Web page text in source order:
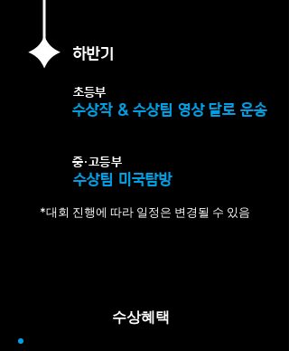
하반기
초등부
​수상작 & 수상팀 영상 달로 운송
중·고등부
​수상팀 미국탐방
*대회 진행에 따라 일정은 변경될 수 있음
수상혜택